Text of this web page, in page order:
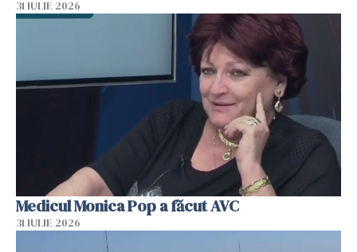
31 IULIE 2026
Medicul Monica Pop a făcut AVC
31 IULIE 2026